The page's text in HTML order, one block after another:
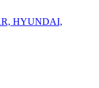
HYUNDAI,